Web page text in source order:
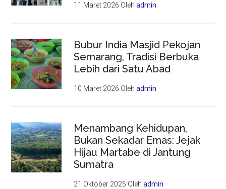
11 Maret 2026 Olehadmin
Bubur India Masjid Pekojan
Semarang, Tradisi Berbuka
Lebih dari Satu Abad
10 Maret 2026 Olehadmin
Menambang Kehidupan,
Bukan Sekadar Emas: Jejak
Hijau Martabe di Jantung
Sumatra
21 Oktober 2025 Olehadmin